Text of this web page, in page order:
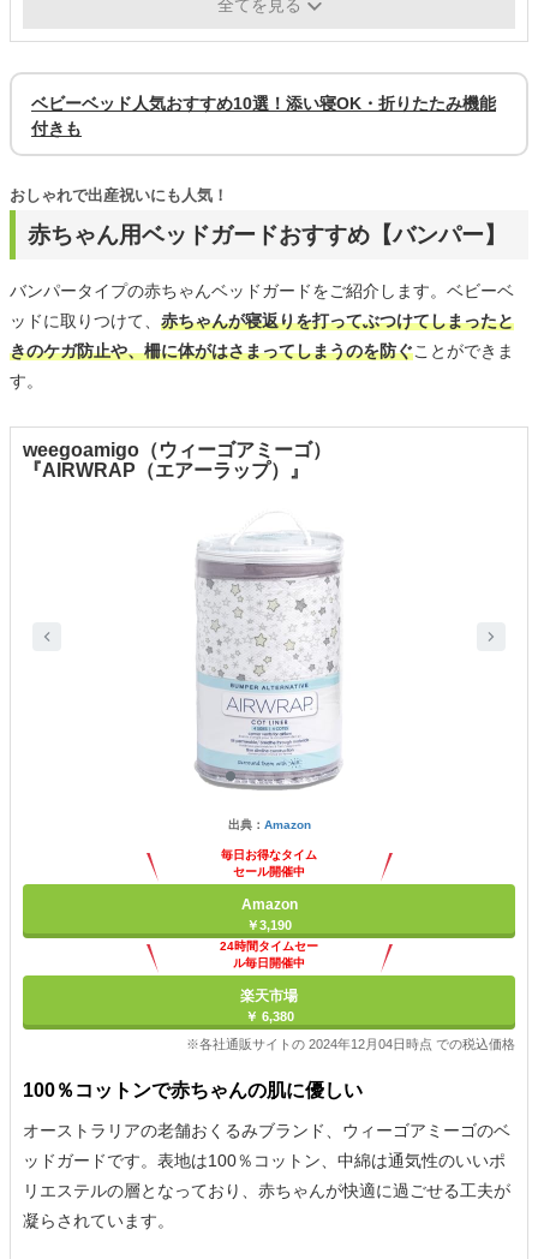
柵の高さが変えられる
全てを見る
ベビーベッド人気おすすめ10選！添い寝OK・折りたたみ機能
付きも
赤ちゃん用ベッドガードおすすめ【バンパー】
おしゃれで出産祝いにも人気！
バンパータイプの赤ちゃんベッドガードをご紹介します。ベビーベ
ッドに取りつけて、 赤ちゃんが寝返りを打ってぶつけてしまったと
きのケガ防止や、柵に体がはさまってしまうのを防ぐことができま
す。
weegoamigo（ウィーゴアミーゴ）
『AIRWRAP（エアーラップ）』
出典： Amazon
毎日お得なタイム
セール開催中
Amazon
￥3,190
24時間タイムセー
ル毎日開催中
楽天市場
￥ 6,380
※各社通販サイトの 2024年12月04日時点 での税込価格
100％コットンで赤ちゃんの肌に優しい
オーストラリアの老舗おくるみブランド、ウィーゴアミーゴのベ
ッドガードです。表地は100％コットン、中綿は通気性のいいポ
リエステルの層となっており、赤ちゃんが快適に過ごせる工夫が
凝らされています。